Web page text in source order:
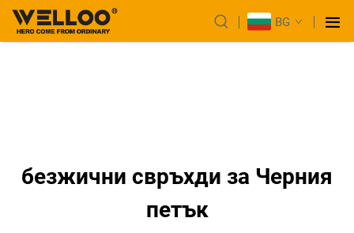
BG
безжични свръхди за Черния
петък